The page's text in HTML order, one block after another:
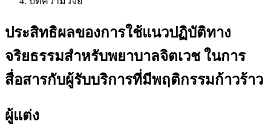
ประสิทธิผลของการใช้แนวปฏิบัติทาง
จริยธรรมสำหรับพยาบาลจิตเวช ในการ
สื่อสารกับผู้รับบริการที่มีพฤติกรรมก้าวร้าว
ผู้แต่ง